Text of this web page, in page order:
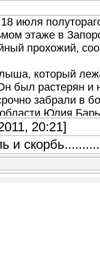
июля
этаже в
прохожий,
который
был растерян
забрали в
Юлия
когда с тем
Как стало
У него
20:21]
и